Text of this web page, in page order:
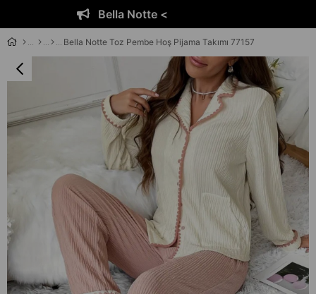
Bella Notte <
Bella Notte Toz Pembe Hoş Pijama Takımı 77157